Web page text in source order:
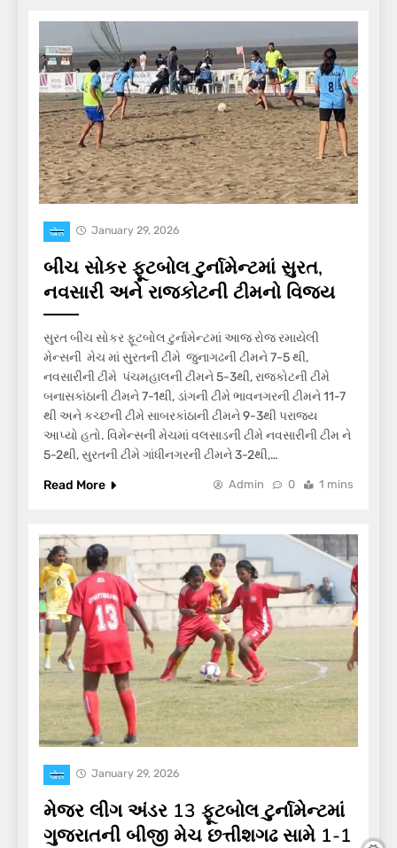
खेल January 29, 2026
બીચ સોકર ફૂટબોલ ટુર્નામેન્ટમાં સુરત,
નવસારી અને રાજકોટની ટીમનો વિજય
સુરત બીચ સોકર ફૂટબોલ ટુર્નામેન્ટમાં આજ રોજ રમાયેલી
મેન્સની મેચ માં સુરતની ટીમે જુનાગઢની ટીમને 7-5 થી,
નવસારીની ટીમે પંચમહાલની ટીમને 5-3થી, રાજકોટની ટીમે
બનાસકાંઠાની ટીમને 7-1થી, ડાંગની ટીમે ભાવનગરની ટીમને 11-7
થી અને કચ્છની ટીમે સાબરકાંઠાની ટીમને 9-3થી પરાજય
આપ્યો હતો. વિમેન્સની મેચમાં વલસાડની ટીમે નવસારીની ટીમ ને
5-2થી, સુરતની ટીમે ગાંધીનગરની ટીમને 3-2થી,…
Read More
Admin 0 1 mins
खेल January 29, 2026
મેજર લીગ અંડર 13 ફૂટબોલ ટુર્નામેન્ટમાં
ગુજરાતની બીજી મેચ છત્તીશગઢ સામે 1-1